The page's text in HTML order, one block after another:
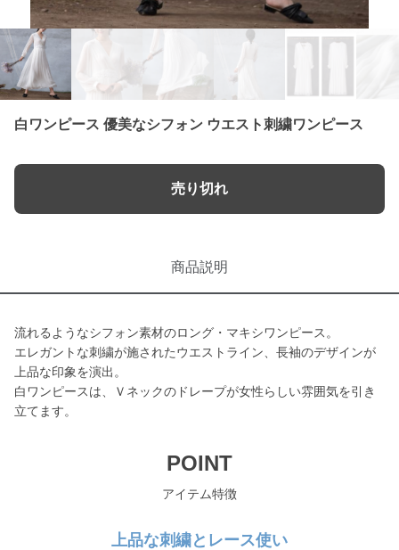
白ワンピース 優美なシフォン ウエスト刺繍ワンピース
売り切れ
商品説明
流れるようなシフォン素材のロング・マキシワンピース。
エレガントな刺繍が施されたウエストライン、長袖のデザインが
上品な印象を演出。
白ワンピースは、Ｖネックのドレープが女性らしい雰囲気を引き
立てます。
POINT
アイテム特徴
上品な刺繍とレース使い